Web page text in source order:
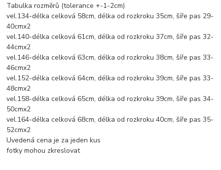
Tabulka rozměrů (tolerance +-1-2cm)
vel.134-délka celková 58cm, délka od rozkroku 35cm, šíře pas 29-
40cmx2
vel.140-délka celková 61cm, délka od rozkroku 37cm, šíře pas 32-
44cmx2
vel.146-délka celková 63cm, délka od rozkroku 38cm, šíře pas 33-
46cmx2
vel.152-délka celková 64cm, délka od rozkroku 39cm, šíře pas 33-
48cmx2
vel.158-délka celková 65cm, délka od rozkroku 39cm, šíře pas 34-
50cmx2
vel.164-délka celková 68cm, délka od rozkroku 40cm, šíře pas 35-
52cmx2
Uvedená cena je za jeden kus
fotky mohou zkreslovat